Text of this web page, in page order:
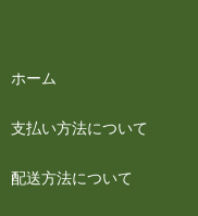
ホーム
支払い方法について
配送方法について